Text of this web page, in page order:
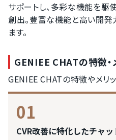
サポートし、多彩な機能を駆
創出。豊富な機能と高い開発
ます。
GENIEE CHATの特徴・
GENIEE CHATの特徴やメリ
01
CVR改善に特化したチャッ